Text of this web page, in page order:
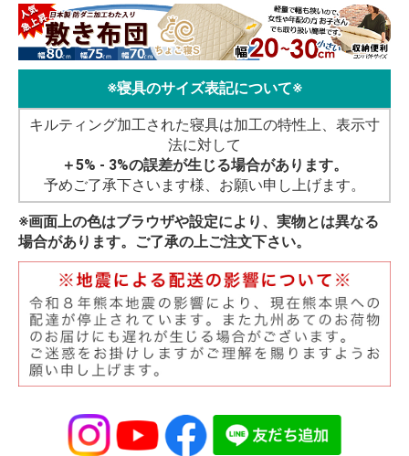
※寝具のサイズ表記について※
キルティング加工された寝具は加工の特性上、表示寸
法に対して
＋5% - 3%の誤差が生じる場合があります。
予めご了承下さいます様、お願い申し上げます。
※画面上の色はブラウザや設定により、実物とは異なる
場合があります。ご了承の上ご注文下さい。